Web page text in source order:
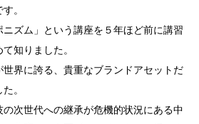
。
ズム」という講座を５年ほど前に講習
知りました。
界に誇る、貴重なブランドアセットだ
。
の次世代への継承が危機的状況にある中